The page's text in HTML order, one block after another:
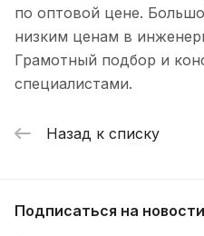
по оптовой цене.
низким ценам в
Грамотный подбор и
специалистами.
Назад к списку
Подписаться на